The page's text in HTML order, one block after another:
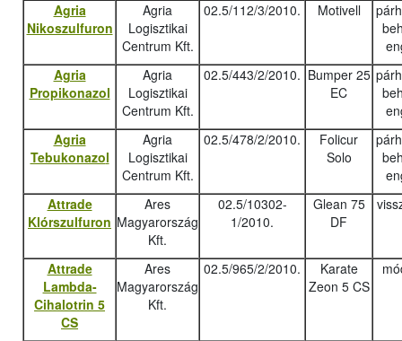
Agria
Nikoszulfuron
Agria
Logisztikai
Centrum Kft.
02.5/112/3/2010. Motivell
Agria
Propikonazol
Agria
Logisztikai
Centrum Kft.
02.5/443/2/2010. Bumper 25
EC
Agria
Tebukonazol
Agria
Logisztikai
Centrum Kft.
02.5/478/2/2010.
Folicur
Solo
Attrade
Klórszulfuron
Ares
Magyarország
Kft.
02.5/10302-
1/2010.
Glean 75
DF
Attrade
Lambda-
Cihalotrin 5
CS
Ares
Magyarország
Kft.
02.5/965/2/2010.
Karate
Zeon 5 CS